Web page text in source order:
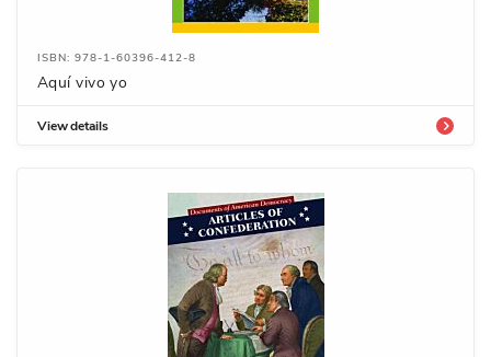
ISBN: 978-1-60396-412-8
Aquí vivo yo
View details